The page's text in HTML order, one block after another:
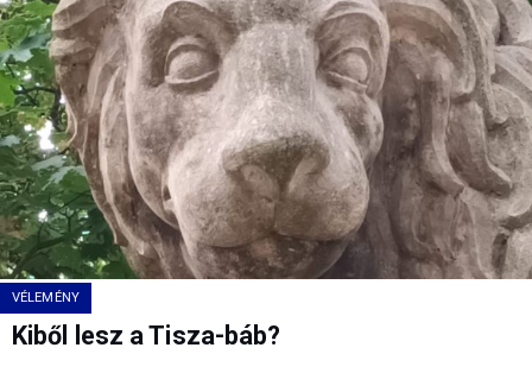
VÉLEMÉNY
Kiből lesz a Tisza-báb?